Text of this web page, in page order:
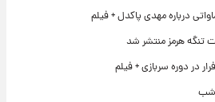
درباره مهدی پاکدل + فیلم
تنگه هرمز منتشر شد
در دوره سربازی + فیلم
شب